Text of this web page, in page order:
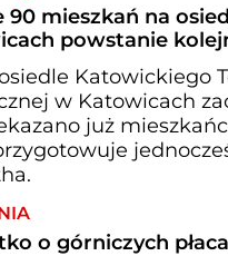
90 mieszkań na
powstanie
Katowickiego
w Katowicach
już
o górniczych